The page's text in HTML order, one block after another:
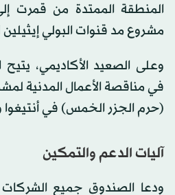
المنطقة الممتدة من قمرت
مشروع مد قنوات البولي
وعلى الصعيد الأكاديمي،
في مناقصة الأعمال المدنية
(حرم الجزر الخمس) في أنتيغوا
آليات الدعم والتمكين
ودعا الصندوق جميع الشركات